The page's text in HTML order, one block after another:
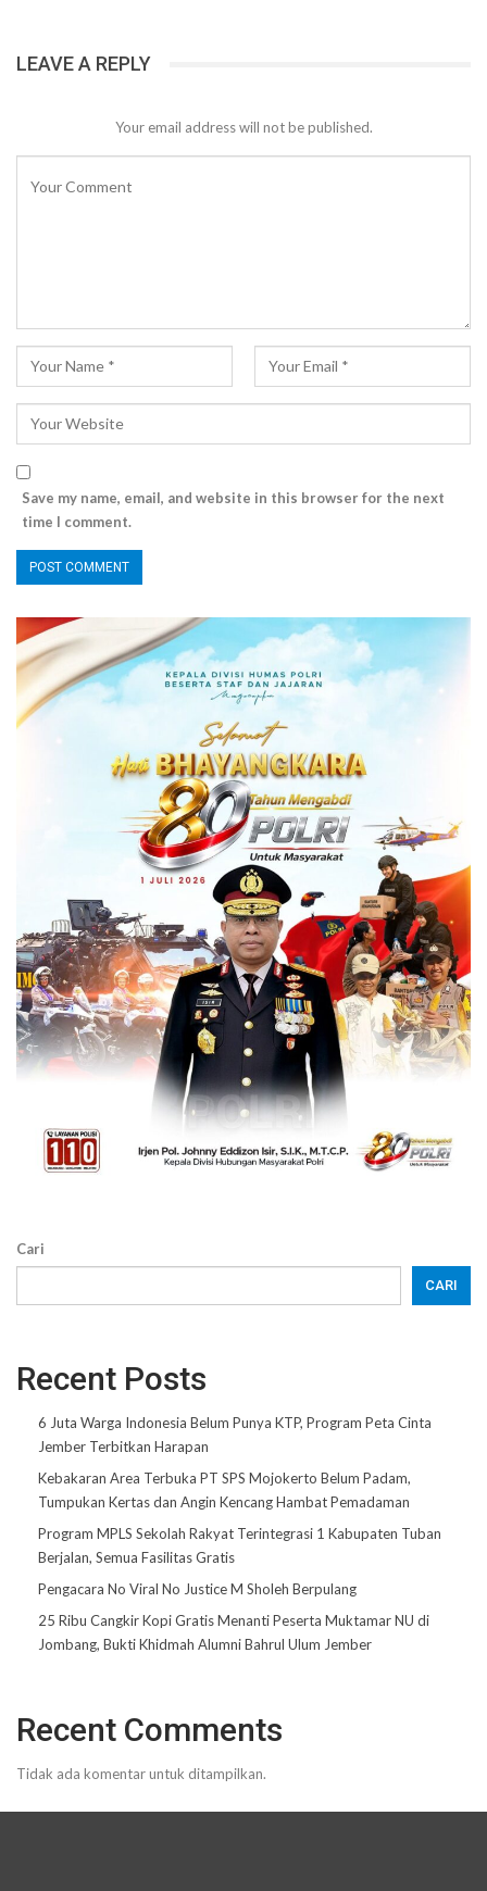
LEAVE A REPLY
Your email address will not be published.
Save my name, email, and website in this browser for the next
time I comment.
Cari
CARI
Recent Posts
6 Juta Warga Indonesia Belum Punya KTP, Program Peta Cinta
Jember Terbitkan Harapan
Kebakaran Area Terbuka PT SPS Mojokerto Belum Padam,
Tumpukan Kertas dan Angin Kencang Hambat Pemadaman
Program MPLS Sekolah Rakyat Terintegrasi 1 Kabupaten Tuban
Berjalan, Semua Fasilitas Gratis
Pengacara No Viral No Justice M Sholeh Berpulang
25 Ribu Cangkir Kopi Gratis Menanti Peserta Muktamar NU di
Jombang, Bukti Khidmah Alumni Bahrul Ulum Jember
Recent Comments
Tidak ada komentar untuk ditampilkan.